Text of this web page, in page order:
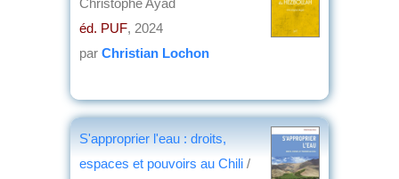
Christophe Ayad
éd. PUF, 2024
par Christian Lochon
S'approprier l'eau : droits,
espaces et pouvoirs au Chili /